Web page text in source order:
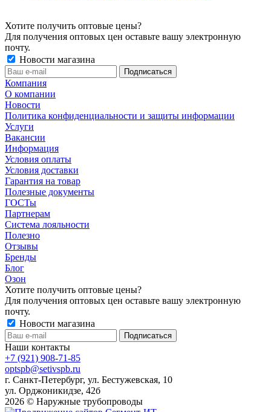
Хотите получить оптовые цены?
Для получения оптовых цен оставьте вашу электронную
почту.
Новости магазина
Компания
О компании
Новости
Политика конфиденциальности и защиты информации
Услуги
Вакансии
Информация
Условия оплаты
Условия доставки
Гарантия на товар
Полезные документы
ГОСТы
Партнерам
Система лояльности
Полезно
Отзывы
Бренды
Блог
Озон
Хотите получить оптовые цены?
Для получения оптовых цен оставьте вашу электронную
почту.
Новости магазина
Наши контакты
+7 (921) 908-71-85
optspb@setivspb.ru
г. Санкт-Петербург, ул. Бестужевская, 10
ул. Орджоникидзе, 42б
2026 © Наружные трубопроводы